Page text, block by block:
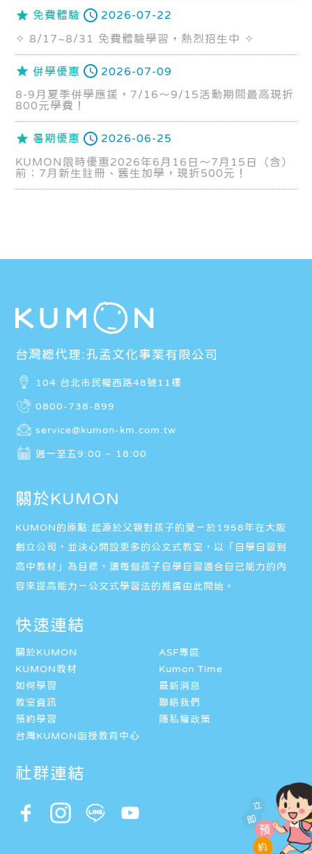
免費體驗 2026-07-22
✧ 8/17~8/31 免費體驗學習，熱烈招生中 ✧
併學優惠 2026-07-09
8-9月夏季併學應援，7/16～9/15活動期間最高現折
800元學費！
暑期優惠 2026-06-25
KUMON限時優惠2026年6月16日～7月15日（含）
前：7月新生註冊、舊生加學，現折500元！
立
即
預
約
台灣總代理:孔孟文化事業有限公司
104 台北市民權西路48號11樓
0800-738-899
service@kumon-km.com.tw
週一至五9:00 ~ 18:00
關於KUMON
KUMON的原點:起源於父親對孩子的愛－於1958年在大阪
創立公司，並決心開設更多的公文式教室，以「自學自習到
高中教材」為目標，讓每個孩子自學自習適合自己能力的內
容來提高能力－公文式學習法的推廣由此開始。
快速連結
關於KUMON
ASF專區
KUMON教材
Kumon Time
如何學習
最新消息
教室資訊
聯絡我們
預約學習
隱私權政策
台灣KUMON函授教育中心
社群連結